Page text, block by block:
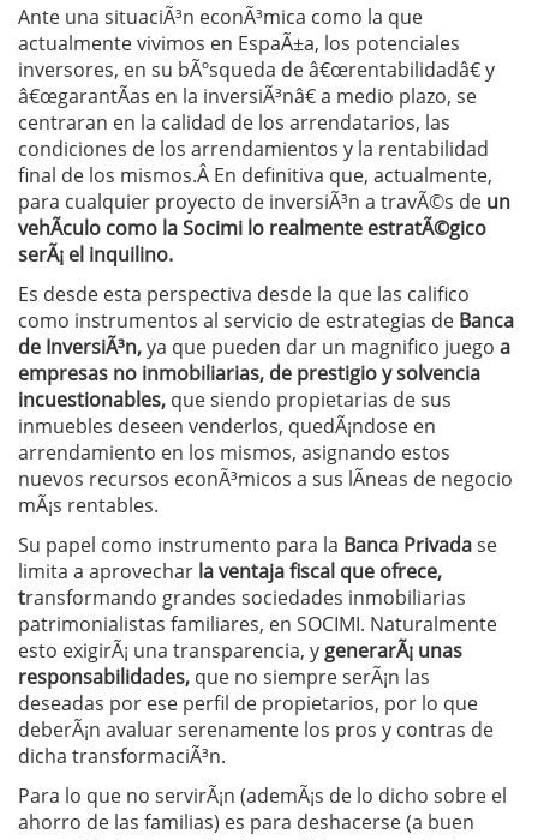
Ante una situaciÃ³n econÃ³mica como la que
actualmente vivimos en EspaÃ±a, los potenciales
inversores, en su bÃºsqueda de â€œrentabilidadâ€ y
â€œgarantÃ­as en la inversiÃ³nâ€ a medio plazo, se
centraran en la calidad de los arrendatarios, las
condiciones de los arrendamientos y la rentabilidad
final de los mismos.Â En definitiva que, actualmente,
para cualquier proyecto de inversiÃ³n a travÃ©s de un
vehÃ­culo como la Socimi lo realmente estratÃ©gico
serÃ¡ el inquilino.
Es desde esta perspectiva desde la que las califico
como instrumentos al servicio de estrategias de Banca
de InversiÃ³n,ya que pueden dar un magnifico juego a
empresas no inmobiliarias, de prestigio y solvencia
incuestionables, que siendo propietarias de sus
inmuebles deseen venderlos, quedÃ¡ndose en
arrendamiento en los mismos, asignando estos
nuevos recursos econÃ³micos a sus lÃ­neas de negocio
mÃ¡s rentables.
Su papel como instrumento para la Banca Privadase
limita a aprovechar la ventaja fiscal que ofrece,
transformando grandes sociedades inmobiliarias
patrimonialistas familiares, en SOCIMI. Naturalmente
esto exigirÃ¡ una transparencia, y generarÃ¡ unas
responsabilidades, que no siempre serÃ¡n las
deseadas por ese perfil de propietarios, por lo que
deberÃ¡n avaluar serenamente los pros y contras de
dicha transformaciÃ³n.
Para lo que no servirÃ¡n (ademÃ¡s de lo dicho sobre el
ahorro de las familias) es para deshacerse (a buen